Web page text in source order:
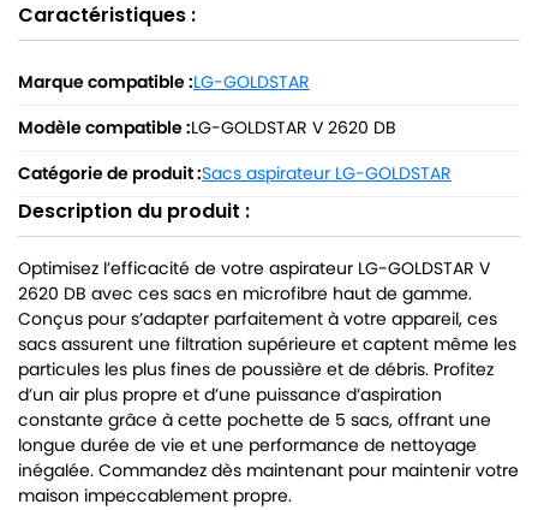
Caractéristiques :
Marque compatible :LG-GOLDSTAR
Modèle compatible :LG-GOLDSTAR V 2620 DB
Catégorie de produit :Sacs aspirateur LG-GOLDSTAR
Description du produit :
Optimisez l’efficacité de votre aspirateur LG-GOLDSTAR V
2620 DB avec ces sacs en microfibre haut de gamme.
Conçus pour s’adapter parfaitement à votre appareil, ces
sacs assurent une filtration supérieure et captent même les
particules les plus fines de poussière et de débris. Profitez
d’un air plus propre et d’une puissance d’aspiration
constante grâce à cette pochette de 5 sacs, offrant une
longue durée de vie et une performance de nettoyage
inégalée. Commandez dès maintenant pour maintenir votre
maison impeccablement propre.